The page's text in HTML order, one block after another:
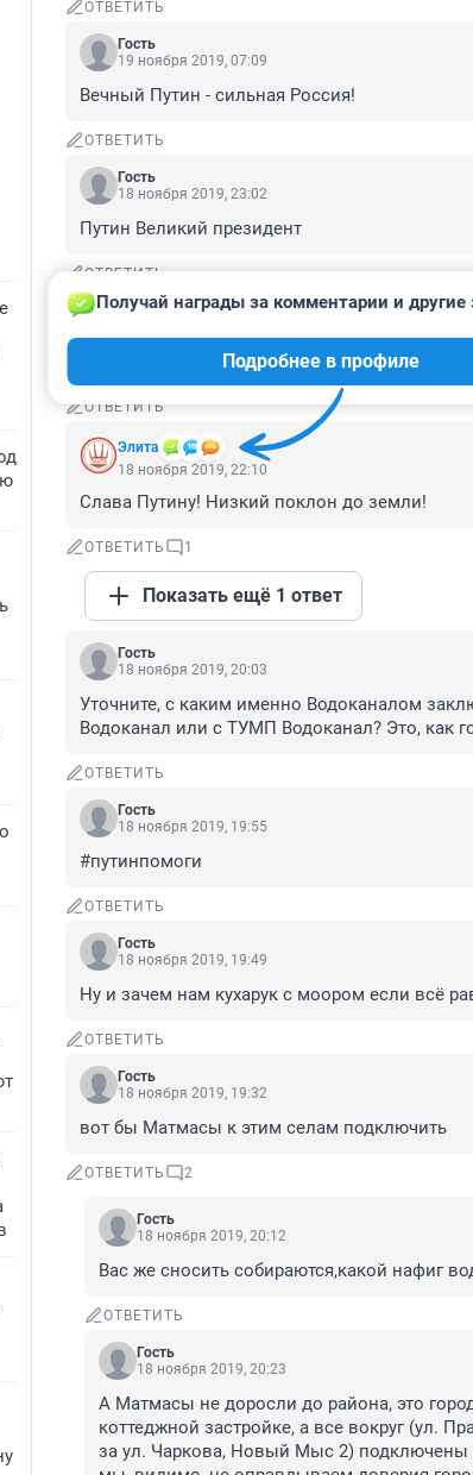
ОТВЕТИТЬ
Гость
19 ноября 2019, 07:09
Вечный Путин - сильная Россия!
ОТВЕТИТЬ
Гость
18 ноября 2019, 23:02
Путин Великий президент
ОТВЕТИТЬ
Гость
Водопровод это хорошо , ну а кто дверь
ОТВЕТИТЬ
Элита
Получай награды за комментарии и другие
Подробнее в профиле
18 ноября 2019, 22:10
Слава Путину! Низкий поклон до земли!
ОТВЕТИТЬ 1
Показать ещё 1 ответ
Гость
18 ноября 2019, 20:03
Уточните, с каким именно Водоканалом
Водоканал или с ТУМП Водоканал? Это, как
ОТВЕТИТЬ
Гость
18 ноября 2019, 19:55
#путинпомоги
ОТВЕТИТЬ
Гость
18 ноября 2019, 19:49
Ну и зачем нам кухарук с моором если всё
ОТВЕТИТЬ
Гость
18 ноября 2019, 19:32
вот бы Матмасы к этим селам подключить
ОТВЕТИТЬ 2
Гость
18 ноября 2019, 20:12
Вас же сносить собираются,какой нафиг
ОТВЕТИТЬ
Гость
18 ноября 2019, 20:23
А Матмасы не доросли до района, это
коттеджной застройке, а все вокруг (ул.
за ул. Чаркова, Новый Мыс 2) подключены